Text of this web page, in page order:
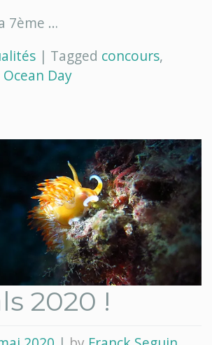
7ème …
| Tagged concours,
Day
2020 !